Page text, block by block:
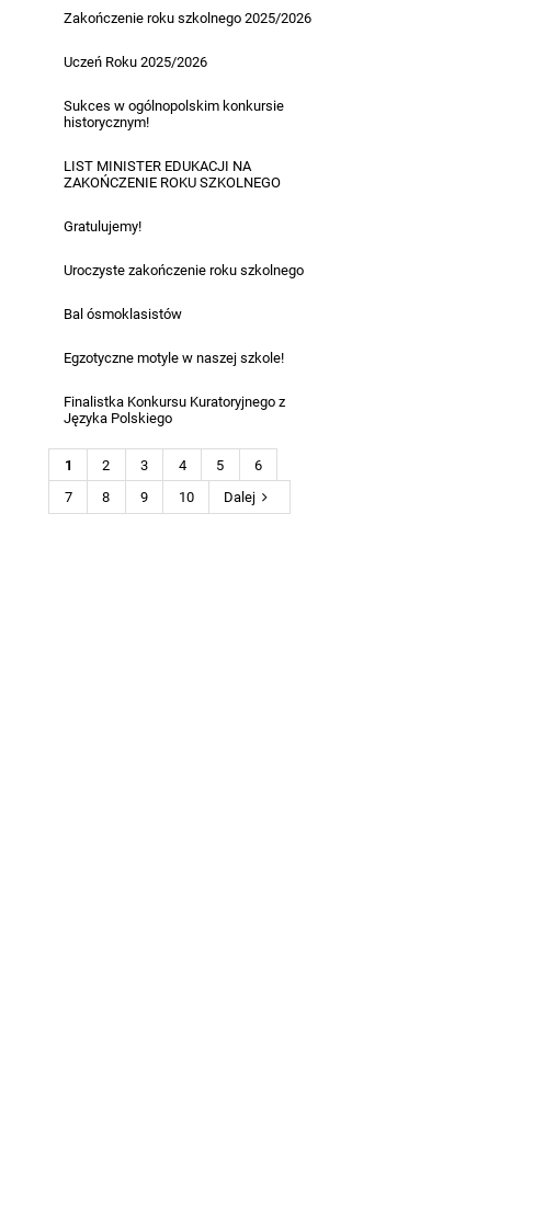
Zakończenie roku szkolnego 2025/2026
Uczeń Roku 2025/2026
Sukces w ogólnopolskim konkursie
historycznym!
LIST MINISTER EDUKACJI NA
ZAKOŃCZENIE ROKU SZKOLNEGO
Gratulujemy!
Uroczyste zakończenie roku szkolnego
Bal ósmoklasistów
Egzotyczne motyle w naszej szkole!
Finalistka Konkursu Kuratoryjnego z
Języka Polskiego
1
2 3 4 5
6
7
8 9 10 Dalej